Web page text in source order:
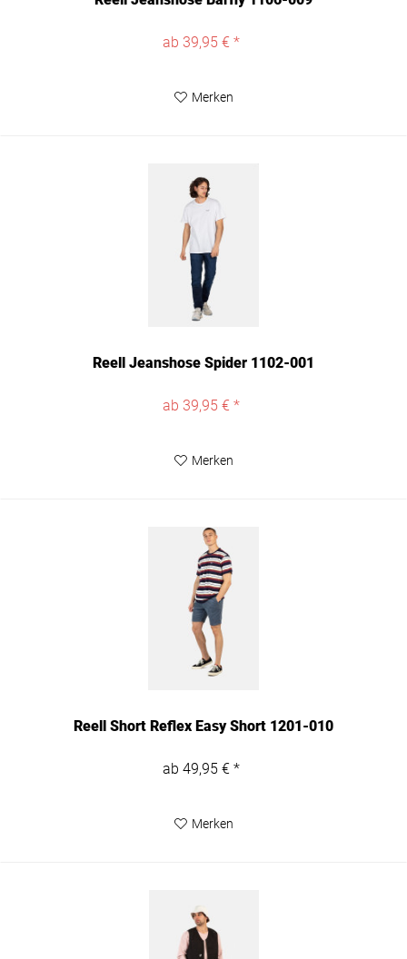
ab 39,95 € *
Merken
Reell Jeanshose Spider 1102-001
ab 39,95 € *
Merken
Reell Short Reflex Easy Short 1201-010
ab 49,95 € *
Merken